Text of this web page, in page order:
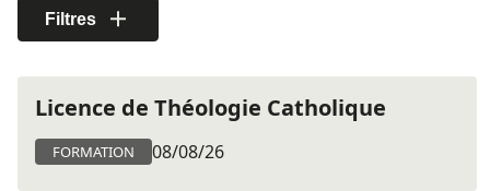
Filtres
Licence de Théologie Catholique
FORMATION 08/08/26